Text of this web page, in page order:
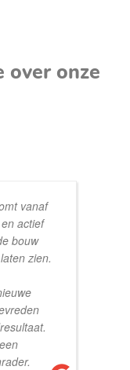
over onze
vanaf
actief
bouw
zien.